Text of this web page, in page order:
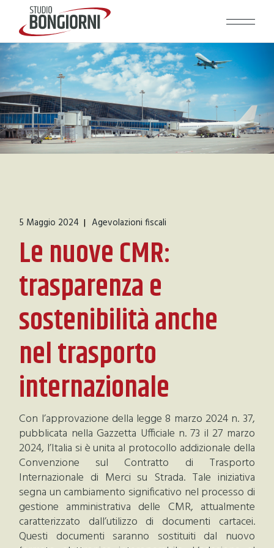
5 Maggio 2024 Agevolazioni fiscali
Le nuove CMR:
trasparenza e
sostenibilità anche
nel trasporto
internazionale
Con l’approvazione della legge 8 marzo 2024 n. 37,
pubblicata nella Gazzetta Ufficiale n. 73 il 27 marzo
2024, l’Italia si è unita al protocollo addizionale della
Convenzione sul Contratto di Trasporto
Internazionale di Merci su Strada. Tale iniziativa
segna un cambiamento significativo nel processo di
gestione amministrativa delle CMR, attualmente
caratterizzato dall’utilizzo di documenti cartacei.
Questi documenti saranno sostituiti dal nuovo